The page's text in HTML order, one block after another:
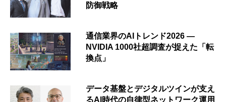
防御戦略
通信業界のAIトレンド2026 ―
NVIDIA 1000社超調査が捉えた「転
換点」
データ基盤とデジタルツインが支え
るAI時代の自律型ネットワーク運用